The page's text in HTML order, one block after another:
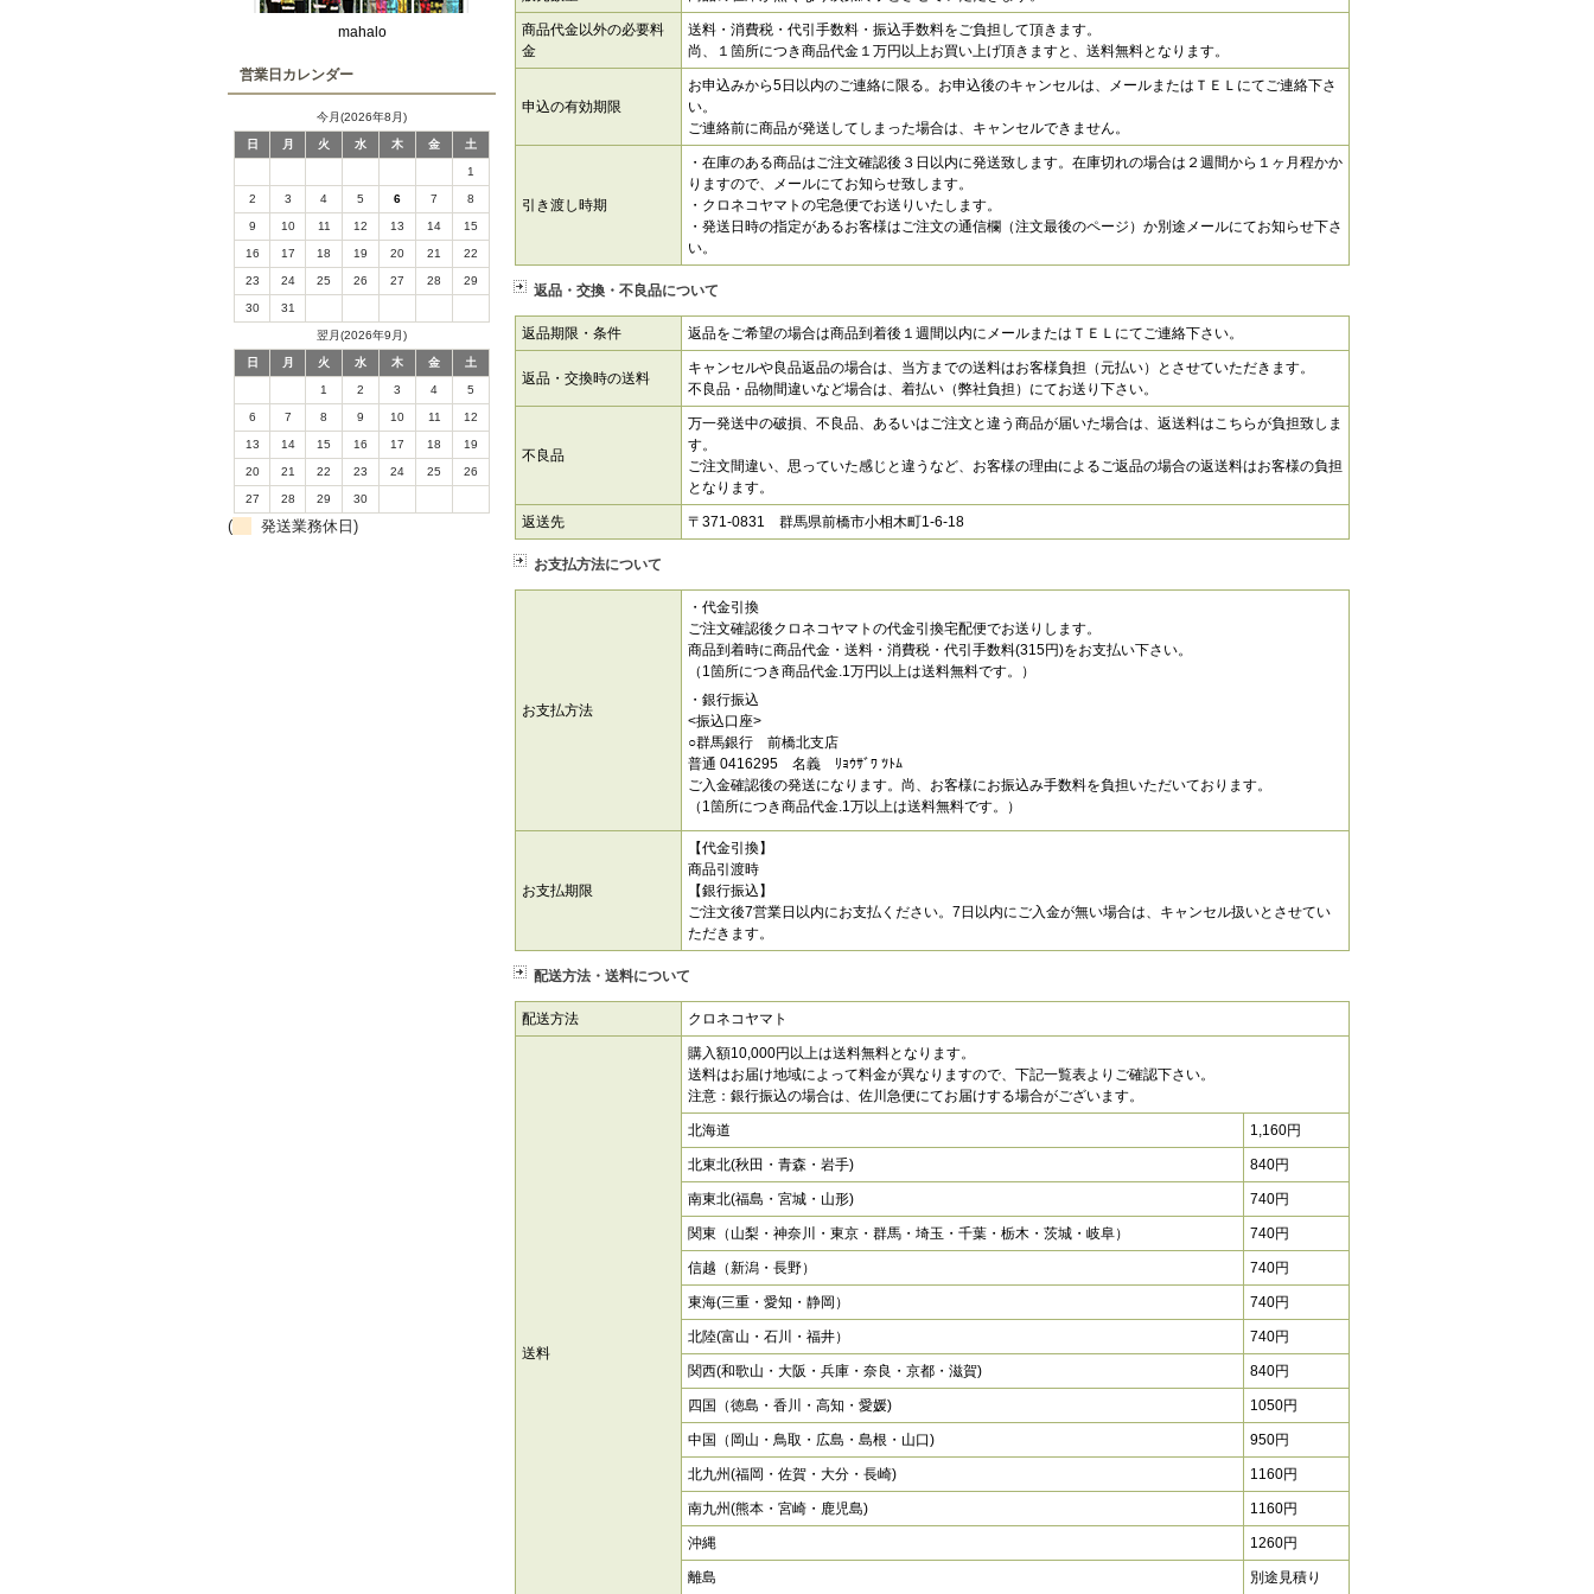
mahalo
営業日カレンダー
今月(2026年8月)
日 月 火 水 木 金 土
1
2 3 4 5 6 7 8
9 10 11 12 13 14 15
16 17 18 19 20 21 22
23 24 25 26 27 28 29
30 31
翌月(2026年9月)
日 月 火 水 木 金 土
1 2 3 4 5
6 7 8 9 10 11 12
13 14 15 16 17 18 19
20 21 22 23 24 25 26
27 28 29 30
( 発送業務休日)
商品代金以外の必要料
金
送料・消費税・代引手数料・振込手数料をご負担して頂きます。
尚、１箇所につき商品代金１万円以上お買い上げ頂きますと、送料無料となります。
申込の有効期限
お申込みから5日以内のご連絡に限る。お申込後のキャンセルは、メールまたはＴＥＬにてご連絡下さ
い。
ご連絡前に商品が発送してしまった場合は、キャンセルできません。
引き渡し時期
・在庫のある商品はご注文確認後３日以内に発送致します。在庫切れの場合は２週間から１ヶ月程かか
りますので、メールにてお知らせ致します。
・クロネコヤマトの宅急便でお送りいたします。
・発送日時の指定があるお客様はご注文の通信欄（注文最後のページ）か別途メールにてお知らせ下さ
い。
返品・交換・不良品について
返品期限・条件 返品をご希望の場合は商品到着後１週間以内にメールまたはＴＥＬにてご連絡下さい。
返品・交換時の送料
キャンセルや良品返品の場合は、当方までの送料はお客様負担（元払い）とさせていただきます。
不良品・品物間違いなど場合は、着払い（弊社負担）にてお送り下さい。
不良品
万一発送中の破損、不良品、あるいはご注文と違う商品が届いた場合は、返送料はこちらが負担致しま
す。
ご注文間違い、思っていた感じと違うなど、お客様の理由によるご返品の場合の返送料はお客様の負担
となります。
返送先 〒371-0831 群馬県前橋市小相木町1-6-18
お支払方法について
お支払方法
・代金引換
ご注文確認後クロネコヤマトの代金引換宅配便でお送りします。
商品到着時に商品代金・送料・消費税・代引手数料(315円)をお支払い下さい。
（1箇所につき商品代金.1万円以上は送料無料です。）
・銀行振込
<振込口座>
○群馬銀行 前橋北支店
普通 0416295 名義 ﾘｮｳｻﾞﾜ ﾂﾄﾑ
ご入金確認後の発送になります。尚、お客様にお振込み手数料を負担いただいております。
（1箇所につき商品代金.1万以上は送料無料です。）
お支払期限
【代金引換】
商品引渡時
【銀行振込】
ご注文後7営業日以内にお支払ください。7日以内にご入金が無い場合は、キャンセル扱いとさせてい
ただきます。
配送方法・送料について
配送方法 クロネコヤマト
送料
購入額10,000円以上は送料無料となります。
送料はお届け地域によって料金が異なりますので、下記一覧表よりご確認下さい。
注意：銀行振込の場合は、佐川急便にてお届けする場合がございます。
北海道 1,160円
北東北(秋田・青森・岩手) 840円
南東北(福島・宮城・山形) 740円
関東（山梨・神奈川・東京・群馬・埼玉・千葉・栃木・茨城・岐阜） 740円
信越（新潟・長野） 740円
東海(三重・愛知・静岡） 740円
北陸(富山・石川・福井） 740円
関西(和歌山・大阪・兵庫・奈良・京都・滋賀) 840円
四国（徳島・香川・高知・愛媛) 1050円
中国（岡山・鳥取・広島・島根・山口) 950円
北九州(福岡・佐賀・大分・長崎) 1160円
南九州(熊本・宮崎・鹿児島) 1160円
沖縄 1260円
離島 別途見積り